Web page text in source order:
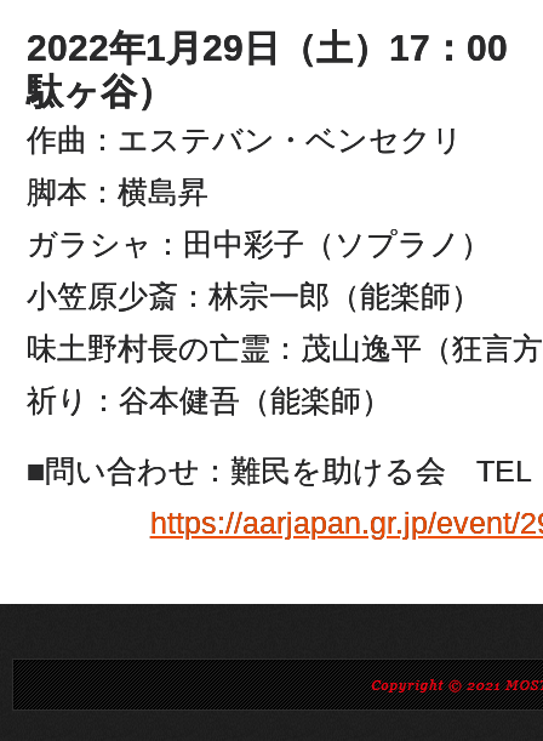
2022年1月29日（土）17：00
駄ヶ谷）
作曲：エステバン・ベンセクリ
脚本：横島昇
ガラシャ：田中彩子（ソプラノ）
小笠原少斎：林宗一郎（能楽師）
味土野村長の亡霊：茂山逸平（狂言
祈り：谷本健吾（能楽師）
■問い合わせ：難民を助ける会 TEL
https://aarjapan.gr.jp/event/